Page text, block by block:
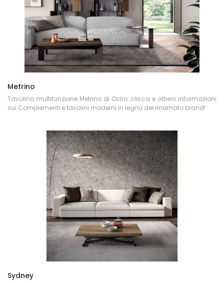
Metrino
Tavolino multifunzione Metrino di Ozzio: clicca e ottieni informazioni
sui Complementi e tavolini moderni in legno del rinomato brand!
Sydney